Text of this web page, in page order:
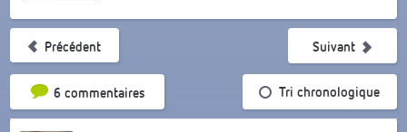
Précédent
6 commentairesTri par popularité Tri chronologique
Suivant